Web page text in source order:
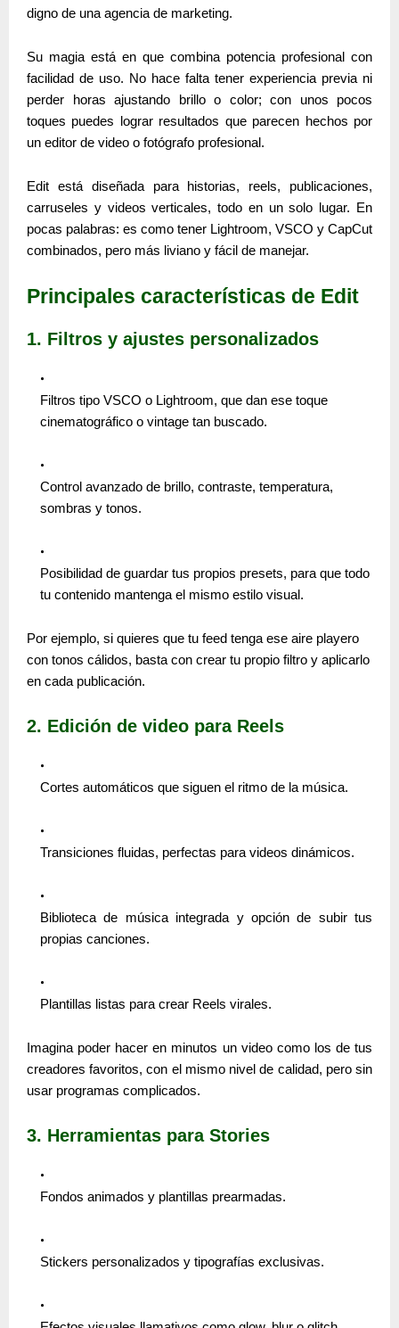
digno de una agencia de marketing.
Su magia está en que combina potencia profesional con
facilidad de uso. No hace falta tener experiencia previa ni
perder horas ajustando brillo o color; con unos pocos
toques puedes lograr resultados que parecen hechos por
un editor de video o fotógrafo profesional.
Edit está diseñada para historias, reels, publicaciones,
carruseles y videos verticales, todo en un solo lugar. En
pocas palabras: es como tener Lightroom, VSCO y CapCut
combinados, pero más liviano y fácil de manejar.
Principales características de Edit
1. Filtros y ajustes personalizados
Filtros tipo VSCO o Lightroom, que dan ese toque
cinematográfico o vintage tan buscado.
Control avanzado de brillo, contraste, temperatura,
sombras y tonos.
Posibilidad de guardar tus propios presets, para que todo
tu contenido mantenga el mismo estilo visual.
Por ejemplo, si quieres que tu feed tenga ese aire playero
con tonos cálidos, basta con crear tu propio filtro y aplicarlo
en cada publicación.
2. Edición de video para Reels
Cortes automáticos que siguen el ritmo de la música.
Transiciones fluidas, perfectas para videos dinámicos.
Biblioteca de música integrada y opción de subir tus
propias canciones.
Plantillas listas para crear Reels virales.
Imagina poder hacer en minutos un video como los de tus
creadores favoritos, con el mismo nivel de calidad, pero sin
usar programas complicados.
3. Herramientas para Stories
Fondos animados y plantillas prearmadas.
Stickers personalizados y tipografías exclusivas.